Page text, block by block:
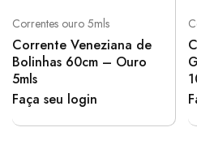
Correntes ouro 5mls
Corrente Veneziana de
Bolinhas 60cm – Ouro
5mls
Faça seu login